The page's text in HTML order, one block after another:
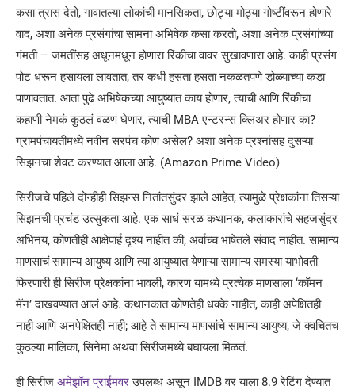
कसा त्रास देतो, गावातल्या लोकांची मानसिकता, छोट्या मोठ्या गोष्टींवरून होणारे
वाद, अशा अनेक प्रसंगांचा सामना अभिषेक कसा करतो, अशा अनेक प्रसंगांच्या
गंमती – जमतींसह अधूनमधून होणारा रिंकीचा वावर सुखावणारा आहे. काही प्रसंग
पोट धरून हसायला लावतात, तर कधी हसता हसता नकळतपणे डोळ्याच्या कडा
पाणावतात. आता पुढे अभिषेकच्या आयुष्यात काय होणार, त्याची आणि रिंकीचा
कहाणी नेमकं कुठलं वळण घेणार, त्याची MBA एन्टरन्स क्लिअर होणार का?
ग्रामपंचायतीमध्ये नवीन सरपंच कोण असेल? अशा अनेक प्रश्नांसह दुसऱ्या
सिझनचा शेवट करण्यात आला आहे. (Amazon Prime Video)
सिरीजचे पहिले दोन्हीही सिझन्स नितांतसुंदर झाले आहेत, त्यामुळे प्रेक्षकांना तिसऱ्या
सिझनची प्रचंड उत्सुकता आहे. एक साधं सरळ कथानक, कलाकारांचे सहजसुंदर
अभिनय, कोणतीही आक्षेपार्ह दृश्य नाहीत की, अर्वाच्च भाषेतले संवाद नाहीत. सामान्य
माणसाचं सामान्य आयुष्य आणि त्या आयुष्यात येणाऱ्या सामान्य समस्या याभोवती
फिरणारी ही सिरीज प्रेक्षकांना भावली, कारण यामध्ये प्रत्येक माणसाला ‘कॉमन
मॅन’ दाखवण्यात आलं आहे. कथानकात कोणतेही धक्के नाहीत, काही अपेक्षितही
नाही आणि अनपेक्षितही नाही; आहे ते सामान्य माणसांचे सामान्य आयुष्य, जे क्वचितच
कुठल्या मालिका, सिनेमा अथवा सिरीजमध्ये बघायला मिळतं.
ही सिरीज अमेझॉन प्राईमवरउपलब्ध असून IMDB वर याला 8.9 रेटिंग देण्यात